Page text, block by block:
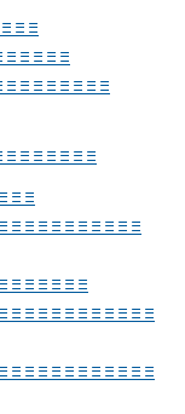
≡ ≡
≡ ≡ ≡ ≡ ≡
≡ ≡ ≡ ≡ ≡ ≡ ≡ ≡
≡ ≡ ≡ ≡ ≡ ≡ ≡
≡ ≡
≡ ≡ ≡ ≡ ≡ ≡ ≡ ≡ ≡ ≡
≡ ≡ ≡ ≡ ≡ ≡
≡ ≡ ≡ ≡ ≡ ≡ ≡ ≡ ≡ ≡ ≡
≡ ≡ ≡ ≡ ≡ ≡ ≡ ≡ ≡ ≡ ≡